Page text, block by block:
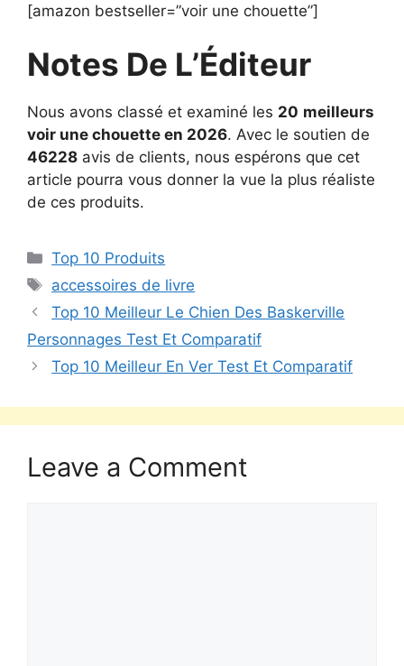
[amazon bestseller=”voir une chouette”]
Notes De L’Éditeur
Nous avons classé et examiné les 20 meilleurs
voir une chouette en 2026. Avec le soutien de
46228 avis de clients, nous espérons que cet
article pourra vous donner la vue la plus réaliste
de ces produits.
Top 10 Produits
accessoires de livre
Top 10 Meilleur Le Chien Des Baskerville
Personnages Test Et Comparatif
Top 10 Meilleur En Ver Test Et Comparatif
Leave a Comment